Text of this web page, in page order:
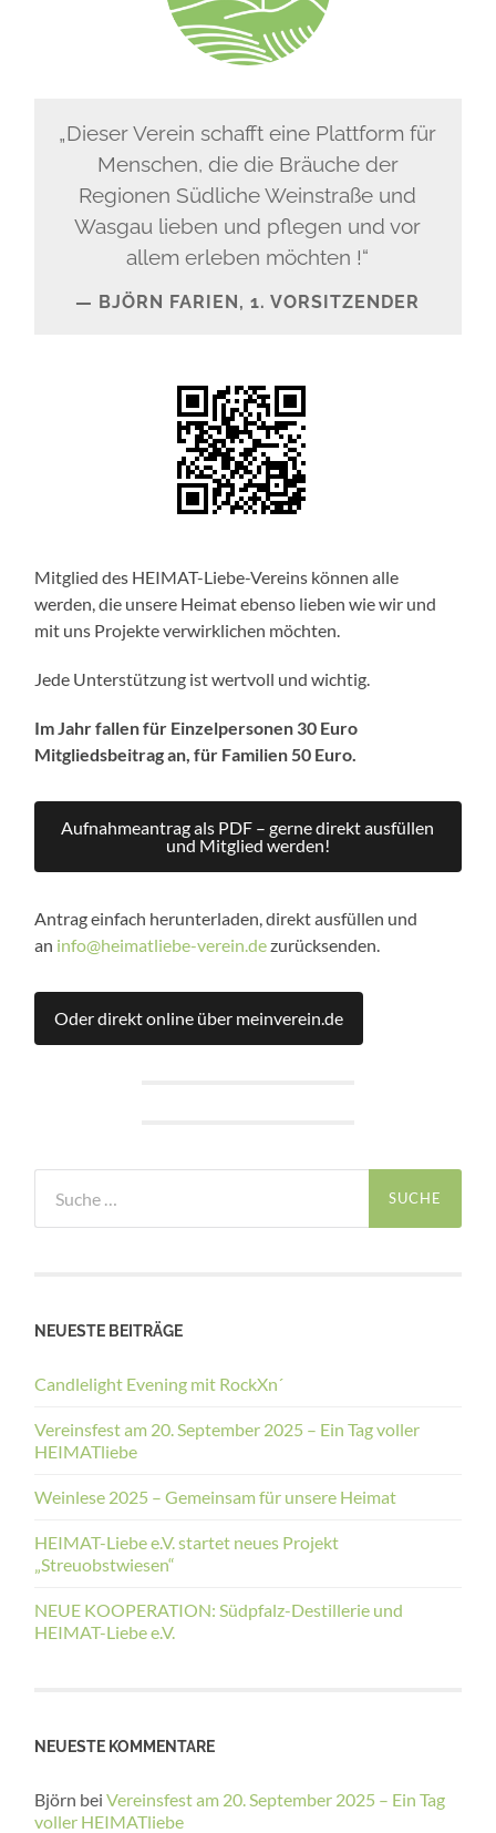
„Dieser Verein schafft eine Plattform für
Menschen, die die Bräuche der
Regionen Südliche Weinstraße und
Wasgau lieben und pflegen und vor
allem erleben möchten !“
BJÖRN FARIEN, 1. VORSITZENDER
Mitglied des HEIMAT-Liebe-Vereins können alle
werden, die unsere Heimat ebenso lieben wie wir und
mit uns Projekte verwirklichen möchten.
Jede Unterstützung ist wertvoll und wichtig.
Im Jahr fallen für Einzelpersonen 30 Euro
Mitgliedsbeitrag an, für Familien 50 Euro.
Aufnahmeantrag als PDF – gerne direkt ausfüllen
und Mitglied werden!
Antrag einfach herunterladen, direkt ausfüllen und
an info@heimatliebe-verein.dezurücksenden.
Oder direkt online über meinverein.de
nach:
NEUESTE BEITRÄGE
Candlelight Evening mit RockXn´
Vereinsfest am 20. September 2025 – Ein Tag voller
HEIMATliebe
Weinlese 2025 – Gemeinsam für unsere Heimat
HEIMAT-Liebe e.V. startet neues Projekt
„Streuobstwiesen“
NEUE KOOPERATION: Südpfalz-Destillerie und
HEIMAT-Liebe e.V.
NEUESTE KOMMENTARE
Björn beiVereinsfest am 20. September 2025 – Ein Tag
voller HEIMATliebe